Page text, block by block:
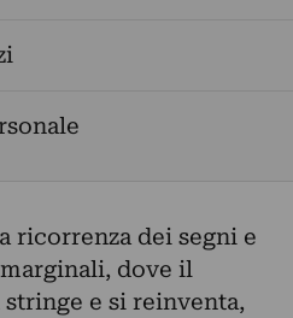
ricorrenza dei segni e
dove il
stringe e si reinventa,